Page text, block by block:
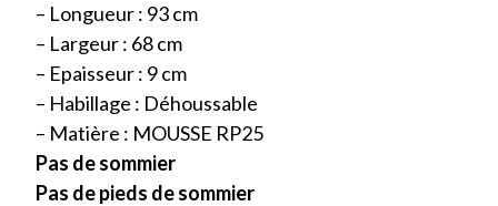
– Longueur : 93 cm
– Largeur : 68 cm
– Epaisseur : 9 cm
– Habillage : Déhoussable
– Matière : MOUSSE RP25
Pas de sommier
Pas de pieds de sommier